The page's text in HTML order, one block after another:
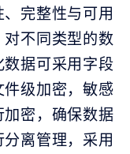
完整性与可用
不同类型的数
据可采用字段
级加密，敏感
密，确保数据
离管理，采用